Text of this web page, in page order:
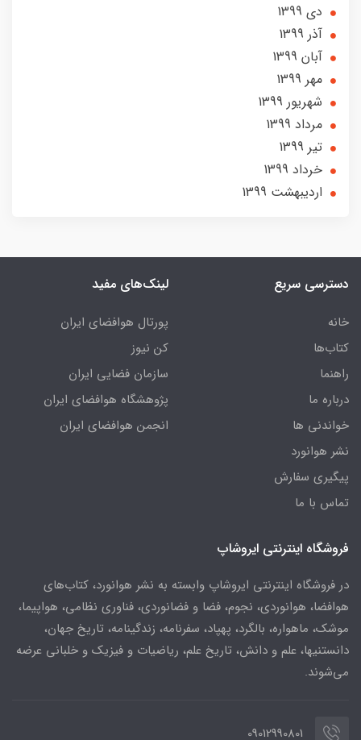
دی 1399
آذر 1399
آبان 1399
مهر 1399
شهریور 1399
مرداد 1399
تير 1399
خرداد 1399
ارديبهشت 1399
دسترسی سریع
خانه
کتاب‌ها
راهنما
درباره ما
خواندنی ها
نشر هوانورد
پیگیری سفارش
تماس با ما
لینک‌های مفید
پورتال هوافضای ایران
کن نیوز
سازمان فضایی ایران
پژوهشگاه هوافضای ایران
انجمن هوافضای ایران
فروشگاه اینترنتی ایروشاپ
در فروشگاه اینترنتی ایروشاپ وابسته به نشر هوانورد، کتاب‌های
هوافضا، هوانوردی، نجوم، فضا و فضانوردی، فناوری نظامی، هواپیما،
موشک، ماهواره، بالگرد، پهپاد، سفرنامه، زندگینامه، تاریخ جهان،
دانستنیها، علم و دانش، تاریخ علم، ریاضیات و فیزیک و خلبانی عرضه
می‌شوند.
09012990801